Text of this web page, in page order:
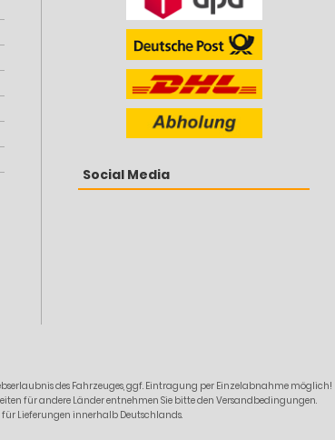
Social Media
des Fahrzeuges, ggf. Eintragung per Einzelabnahme möglich!
für andere Länder entnehmen Sie bitte den Versandbedingungen.
Lieferungen innerhalb Deutschlands.